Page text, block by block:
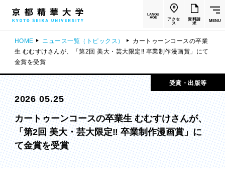
LANGU
AGE
アクセ
ス
資料請
求
MENU
HOME ニュース一覧（トピックス）
カートゥーンコースの卒業
生 むむすけさんが、「第2回 美大・芸大限定‼ 卒業制作漫画賞」にて
金賞を受賞
受賞・出版等
2026 05.25
カートゥーンコースの卒業生 むむすけさんが、
「第2回 美大・芸大限定‼ 卒業制作漫画賞」に
て金賞を受賞